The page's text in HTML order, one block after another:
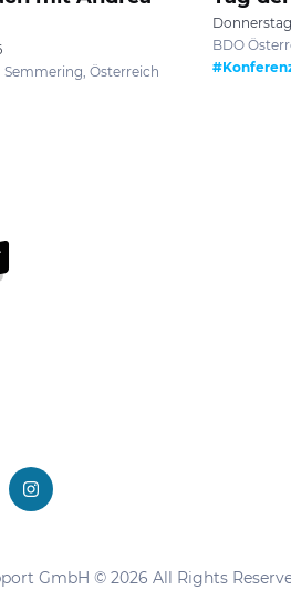
Österreich
BDO
GmbH © 2026 All Rights